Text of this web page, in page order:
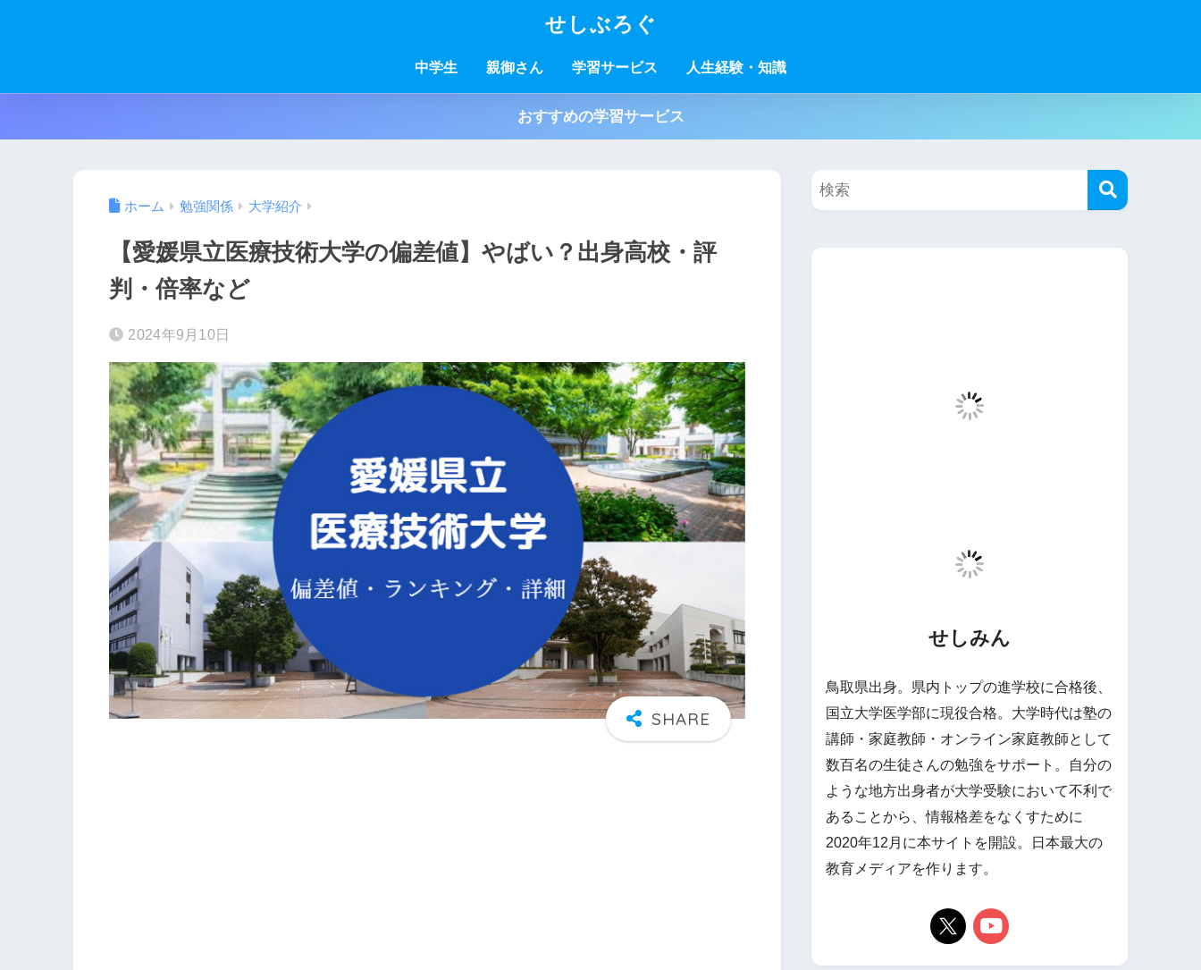
せしぶろぐ
中学生 親御さん 学習サービス 人生経験・知識
おすすめの学習サービス
ホーム 勉強関係 大学紹介
【愛媛県立医療技術大学の偏差値】やばい？出身高校・評
判・倍率など
2024年9月10日
せしみん
鳥取県出身。県内トップの進学校に合格後、
国立大学医学部に現役合格。大学時代は塾の
講師・家庭教師・オンライン家庭教師として
数百名の生徒さんの勉強をサポート。自分の
ような地方出身者が大学受験において不利で
あることから、情報格差をなくすために
2020年12月に本サイトを開設。日本最大の
教育メディアを作ります。